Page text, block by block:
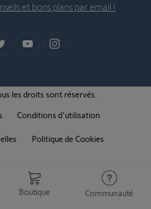
Boutique Communauté
et bons plans par email !
les droits sont réservés.
Conditions d'utilisation
Politique de Cookies